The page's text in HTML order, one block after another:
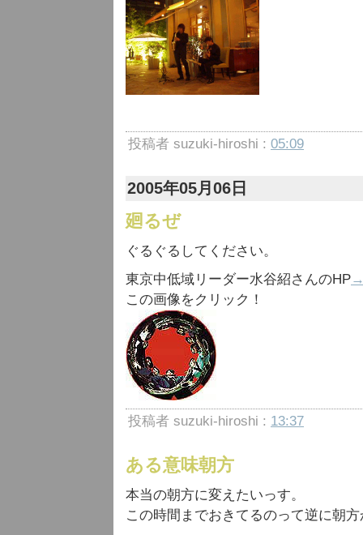
投稿者 suzuki-hiroshi : 05:09
2005年05月06日
廻るぜ
ぐるぐるしてください。
東京中低域リーダー水谷紹さんのHP
この画像をクリック！
投稿者 suzuki-hiroshi : 13:37
ある意味朝方
本当の朝方に変えたいっす。
この時間までおきてるのって逆に朝